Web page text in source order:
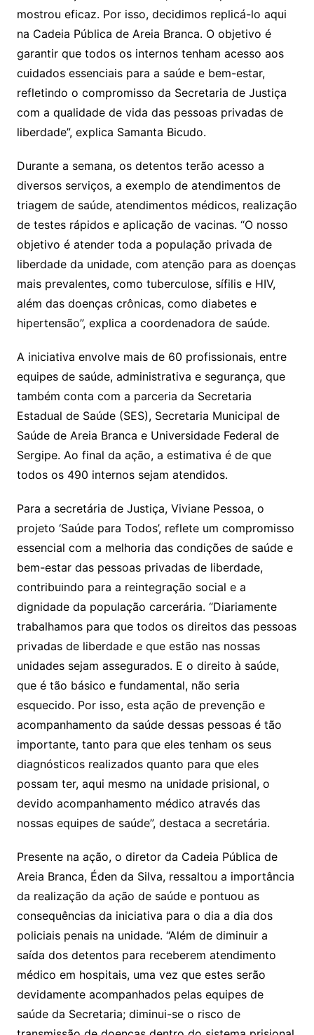
mostrou eficaz. Por isso, decidimos replicá-lo aqui
na Cadeia Pública de Areia Branca. O objetivo é
garantir que todos os internos tenham acesso aos
cuidados essenciais para a saúde e bem-estar,
refletindo o compromisso da Secretaria de Justiça
com a qualidade de vida das pessoas privadas de
liberdade”, explica Samanta Bicudo.
Durante a semana, os detentos terão acesso a
diversos serviços, a exemplo de atendimentos de
triagem de saúde, atendimentos médicos, realização
de testes rápidos e aplicação de vacinas. “O nosso
objetivo é atender toda a população privada de
liberdade da unidade, com atenção para as doenças
mais prevalentes, como tuberculose, sífilis e HIV,
além das doenças crônicas, como diabetes e
hipertensão”, explica a coordenadora de saúde.
A iniciativa envolve mais de 60 profissionais, entre
equipes de saúde, administrativa e segurança, que
também conta com a parceria da Secretaria
Estadual de Saúde (SES), Secretaria Municipal de
Saúde de Areia Branca e Universidade Federal de
Sergipe. Ao final da ação, a estimativa é de que
todos os 490 internos sejam atendidos.
Para a secretária de Justiça, Viviane Pessoa, o
projeto ‘Saúde para Todos’, reflete um compromisso
essencial com a melhoria das condições de saúde e
bem-estar das pessoas privadas de liberdade,
contribuindo para a reintegração social e a
dignidade da população carcerária. “Diariamente
trabalhamos para que todos os direitos das pessoas
privadas de liberdade e que estão nas nossas
unidades sejam assegurados. E o direito à saúde,
que é tão básico e fundamental, não seria
esquecido. Por isso, esta ação de prevenção e
acompanhamento da saúde dessas pessoas é tão
importante, tanto para que eles tenham os seus
diagnósticos realizados quanto para que eles
possam ter, aqui mesmo na unidade prisional, o
devido acompanhamento médico através das
nossas equipes de saúde”, destaca a secretária.
Presente na ação, o diretor da Cadeia Pública de
Areia Branca, Éden da Silva, ressaltou a importância
da realização da ação de saúde e pontuou as
consequências da iniciativa para o dia a dia dos
policiais penais na unidade. “Além de diminuir a
saída dos detentos para receberem atendimento
médico em hospitais, uma vez que estes serão
devidamente acompanhados pelas equipes de
saúde da Secretaria; diminui-se o risco de